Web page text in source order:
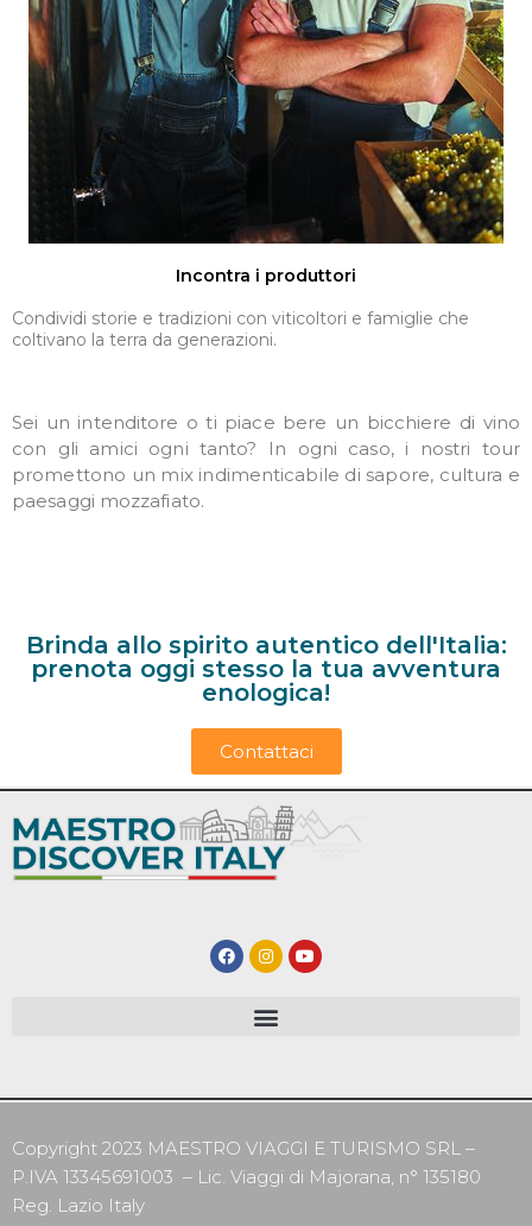
Incontra i produttori​
Condividi storie e tradizioni con viticoltori e famiglie che
coltivano la terra da generazioni.
Sei un intenditore o ti piace bere un bicchiere di vino
con gli amici ogni tanto? In ogni caso, i nostri tour
promettono un mix indimenticabile di sapore, cultura e
paesaggi mozzafiato.
Brinda allo spirito autentico dell'Italia:
prenota oggi stesso la tua avventura
enologica!
Contattaci
Copyright 2023 MAESTRO VIAGGI E TURISMO SRL –
P.IVA 13345691003 – Lic. Viaggi di Majorana, n° 135180
Reg. Lazio Italy